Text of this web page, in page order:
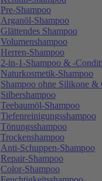
Pre-Shampoo
Arganöl-Shampoo
Glättendes Shampoo
Volumenshampoo
Herren-Shampoo
2-in-1-Shampoo & -
Naturkosmetik-Shampoo
Shampoo ohne Silikone &
Silbershampoo
Teebaumöl-Shampoo
Tiefenreinigungsshampoo
Tönungsshampoo
Trockenshampoo
Anti-Schuppen-Shampoo
Repair-Shampoo
Color-Shampoo